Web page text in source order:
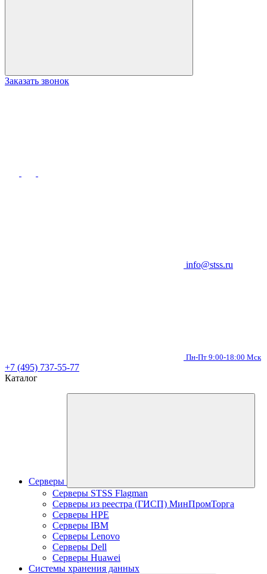
Заказать звонок
info@stss.ru
Пн-Пт 9:00-18:00 Мск
+7 (495) 737-55-77
Каталог
Серверы
Серверы STSS Flagman
Серверы из реестра (ГИСП) МинПромТорга
Серверы HPE
Серверы IBM
Серверы Lenovo
Серверы Dell
Серверы Huawei
Системы хранения данных